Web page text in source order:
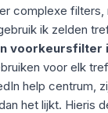
complexe
ik zelden
voorkeursfilter
voor elk
help centrum,
het lijkt. Hieris